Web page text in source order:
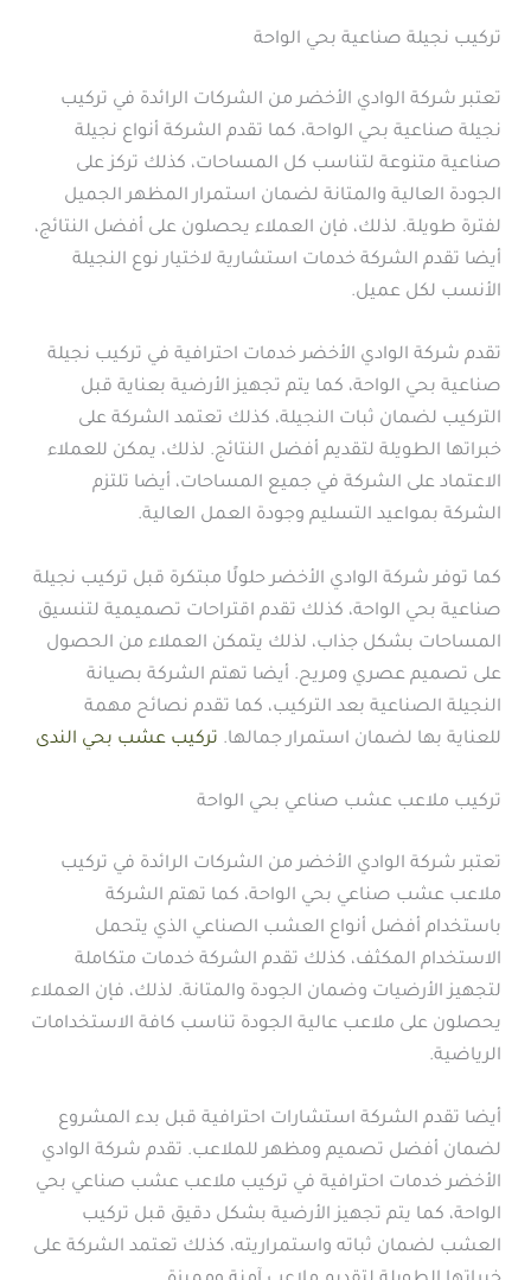
تركيب نجيلة صناعية بحي الواحة
تعتبر شركة الوادي الأخضر من الشركات الرائدة في تركيب
نجيلة صناعية بحي الواحة، كما تقدم الشركة أنواع نجيلة
صناعية متنوعة لتناسب كل المساحات، كذلك تركز على
الجودة العالية والمتانة لضمان استمرار المظهر الجميل
لفترة طويلة. لذلك، فإن العملاء يحصلون على أفضل النتائج،
أيضا تقدم الشركة خدمات استشارية لاختيار نوع النجيلة
الأنسب لكل عميل.
تقدم شركة الوادي الأخضر خدمات احترافية في تركيب نجيلة
صناعية بحي الواحة، كما يتم تجهيز الأرضية بعناية قبل
التركيب لضمان ثبات النجيلة، كذلك تعتمد الشركة على
خبراتها الطويلة لتقديم أفضل النتائج. لذلك، يمكن للعملاء
الاعتماد على الشركة في جميع المساحات، أيضا تلتزم
الشركة بمواعيد التسليم وجودة العمل العالية.
كما توفر شركة الوادي الأخضر حلولًا مبتكرة قبل تركيب نجيلة
صناعية بحي الواحة، كذلك تقدم اقتراحات تصميمية لتنسيق
المساحات بشكل جذاب، لذلك يتمكن العملاء من الحصول
على تصميم عصري ومريح. أيضا تهتم الشركة بصيانة
النجيلة الصناعية بعد التركيب، كما تقدم نصائح مهمة
للعناية بها لضمان استمرار جمالها. تركيب عشب بحي الندى
تركيب ملاعب عشب صناعي بحي الواحة
تعتبر شركة الوادي الأخضر من الشركات الرائدة في تركيب
ملاعب عشب صناعي بحي الواحة، كما تهتم الشركة
باستخدام أفضل أنواع العشب الصناعي الذي يتحمل
الاستخدام المكثف، كذلك تقدم الشركة خدمات متكاملة
لتجهيز الأرضيات وضمان الجودة والمتانة. لذلك، فإن العملاء
يحصلون على ملاعب عالية الجودة تناسب كافة الاستخدامات
الرياضية.
أيضا تقدم الشركة استشارات احترافية قبل بدء المشروع
لضمان أفضل تصميم ومظهر للملاعب. تقدم شركة الوادي
الأخضر خدمات احترافية في تركيب ملاعب عشب صناعي بحي
الواحة، كما يتم تجهيز الأرضية بشكل دقيق قبل تركيب
العشب لضمان ثباته واستمراريته، كذلك تعتمد الشركة على